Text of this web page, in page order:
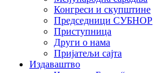
Конгреси и скупштине
Председници СУБНОР
Приступница
Други о нама
Пријатељи сајта
Издаваштво